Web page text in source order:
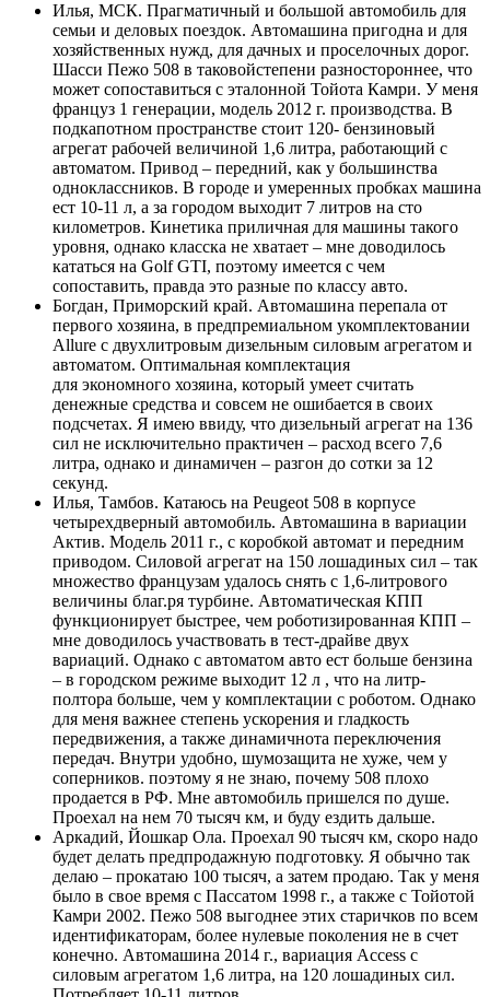
Илья, МСК. Прагматичный и большой автомобиль для
семьи и деловых поездок. Автомашина пригодна и для
хозяйственных нужд, для дачных и проселочных дорог.
Шасси Пежо 508 в таковойстепени разностороннее, что
может сопоставиться с эталонной Тойота Камри. У меня
француз 1 генерации, модель 2012 г. производства. В
подкапотном пространстве стоит 120- бензиновый
агрегат рабочей величиной 1,6 литра, работающий с
автоматом. Привод – передний, как у большинства
одноклассников. В городе и умеренных пробках машина
ест 10-11 л, а за городом выходит 7 литров на сто
километров. Кинетика приличная для машины такого
уровня, однако класска не хватает – мне доводилось
кататься на Golf GTI, поэтому имеется с чем
сопоставить, правда это разные по классу авто.
Богдан, Приморский край. Автомашина перепала от
первого хозяина, в предпремиальном укомплектовании
Allure с двухлитровым дизельным силовым агрегатом и
автоматом. Оптимальная комплектация
для экономного хозяина, который умеет считать
денежные средства и совсем не ошибается в своих
подсчетах. Я имею ввиду, что дизельный агрегат на 136
сил не исключительно практичен – расход всего 7,6
литра, однако и динамичен – разгон до сотки за 12
секунд.
Илья, Тамбов. Катаюсь на Peugeot 508 в корпусе
четырехдверный автомобиль. Автомашина в вариации
Актив. Модель 2011 г., с коробкой автомат и передним
приводом. Силовой агрегат на 150 лошадиных сил – так
множество французам удалось снять с 1,6-литрового
величины благ.ря турбине. Автоматическая КПП
функционирует быстрее, чем роботизированная КПП –
мне доводилось участвовать в тест-драйве двух
вариаций. Однако с автоматом авто ест больше бензина
– в городском режиме выходит 12 л , что на литр-
полтора больше, чем у комплектации с роботом. Однако
для меня важнее степень ускорения и гладкость
передвижения, а также динамичнота переключения
передач. Внутри удобно, шумозащита не хуже, чем у
соперников. поэтому я не знаю, почему 508 плохо
продается в РФ. Мне автомобиль пришелся по душе.
Проехал на нем 70 тысяч км, и буду ездить дальше.
Аркадий, Йошкар Ола. Проехал 90 тысяч км, скоро надо
будет делать предпродажную подготовку. Я обычно так
делаю – прокатаю 100 тысяч, а затем продаю. Так у меня
было в свое время с Пассатом 1998 г., а также с Тойотой
Камри 2002. Пежо 508 выгоднее этих старичков по всем
идентификаторам, более нулевые поколения не в счет
конечно. Автомашина 2014 г., вариация Access с
силовым агрегатом 1,6 литра, на 120 лошадиных сил.